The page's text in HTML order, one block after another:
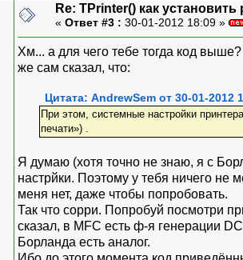
Re: TPrinter() как
« Ответ #3 : 30-01-2012 18:09 »
Хм... а для чего тебе тогда код
же сам сказал, что:
Цитата: AndrewSem от 30-01-2012
При этом, системные настройки
печати») .
Я думаю (хотя точно не знаю, я с
настрйки. Поэтому у тебя ничего не
меня нет, даже чтобы попробовать.
Так что сорри. Попробуй посмотри
сказал, в MFC есть ф-я генерации
Борланда есть аналог.